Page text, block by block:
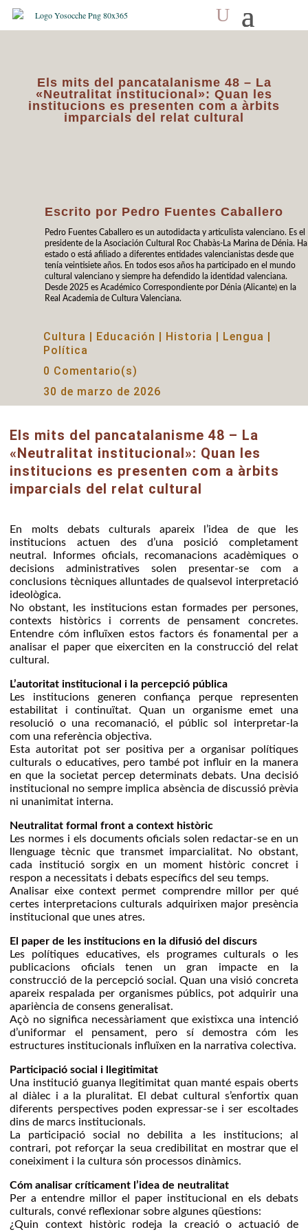
Els mits del pancatalanisme 48 – La
«Neutralitat institucional»: Quan les
institucions es presenten com a àrbits
imparcials del relat cultural
Escrito por Pedro Fuentes Caballero
Pedro Fuentes Caballero es un autodidacta y articulista valenciano. Es el
presidente de la Asociación Cultural Roc Chabàs-La Marina de Dénia. Ha
estado o está afiliado a diferentes entidades valencianistas desde que
tenía veintisiete años. En todos esos años ha participado en el mundo
cultural valenciano y siempre ha defendido la identidad valenciana.
Desde 2025 es Académico Correspondiente por Dénia (Alicante) en la
Real Academia de Cultura Valenciana.
Cultura | Educación | Historia | Lengua |
Política
0 Comentario(s)
30 de marzo de 2026
Els mits del pancatalanisme 48 – La
«Neutralitat institucional»: Quan les
institucions es presenten com a àrbits
imparcials del relat cultural
En molts debats culturals apareix l’idea de que les
institucions actuen des d’una posició completament
neutral. Informes oficials, recomanacions acadèmiques o
decisions administratives solen presentar-se com a
conclusions tècniques alluntades de qualsevol interpretació
ideològica.
No obstant, les institucions estan formades per persones,
contexts històrics i corrents de pensament concretes.
Entendre cóm influïxen estos factors és fonamental per a
analisar el paper que eixerciten en la construcció del relat
cultural.
L’autoritat institucional i la percepció pública
Les institucions generen confiança perque representen
estabilitat i continuïtat. Quan un organisme emet una
resolució o una recomanació, el públic sol interpretar-la
com una referència objectiva.
Esta autoritat pot ser positiva per a organisar polítiques
culturals o educatives, pero també pot influir en la manera
en que la societat percep determinats debats. Una decisió
institucional no sempre implica absència de discussió prèvia
ni unanimitat interna.
Neutralitat formal front a context històric
Les normes i els documents oficials solen redactar-se en un
llenguage tècnic que transmet imparcialitat. No obstant,
cada institució sorgix en un moment històric concret i
respon a necessitats i debats específics del seu temps.
Analisar eixe context permet comprendre millor per qué
certes interpretacions culturals adquirixen major presència
institucional que unes atres.
El paper de les institucions en la difusió del discurs
Les polítiques educatives, els programes culturals o les
publicacions oficials tenen un gran impacte en la
construcció de la percepció social. Quan una visió concreta
apareix respalada per organismes públics, pot adquirir una
apariència de consens generalisat.
Açò no significa necessàriament que existixca una intenció
d’uniformar el pensament, pero sí demostra cóm les
estructures institucionals influïxen en la narrativa colectiva.
Participació social i llegitimitat
Una institució guanya llegitimitat quan manté espais oberts
al diàlec i a la pluralitat. El debat cultural s’enfortix quan
diferents perspectives poden expressar-se i ser escoltades
dins de marcs institucionals.
La participació social no debilita a les institucions; al
contrari, pot reforçar la seua credibilitat en mostrar que el
coneiximent i la cultura són processos dinàmics.
Cóm analisar críticament l’idea de neutralitat
Per a entendre millor el paper institucional en els debats
culturals, convé reflexionar sobre algunes qüestions:
¿Quin context històric rodeja la creació o actuació de